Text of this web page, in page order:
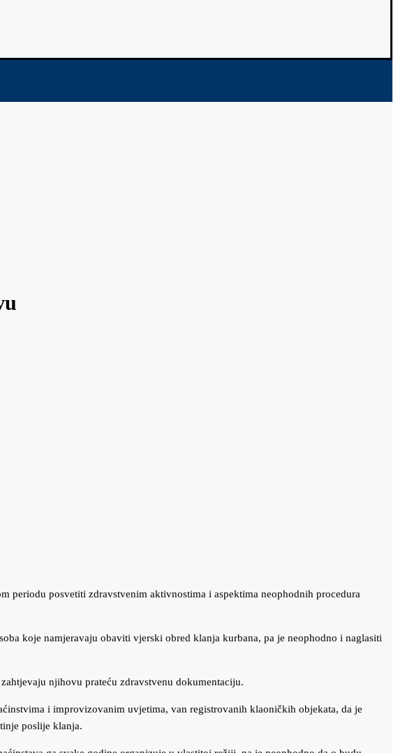
periodu posvetiti zdravstvenim aktivnostima i aspektima neophodnih procedura
koje namjeravaju obaviti vjerski obred klanja kurbana, pa je neophodno i naglasiti
njihovu prateću zdravstvenu dokumentaciju.
i improvizovanim uvjetima, van registrovanih klaoničkih objekata, da je
poslije klanja.